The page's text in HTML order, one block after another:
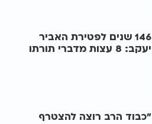
146 שנים לפטירת האביר
יעקב: 8 עצות מדברי תורתו
"כבוד הרב רוצה להצטרף